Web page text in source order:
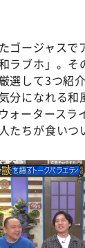
ですけど・・・
スクープ
り
Z塚田×福井アナ
り）
ンなり！シーズン
旅サラダ
ースライブ 正義
のカタチ～
ゴージャスで
ラブホ」。そ
選して3つ紹
分になれる和
ォータースラ
たちが食いつ